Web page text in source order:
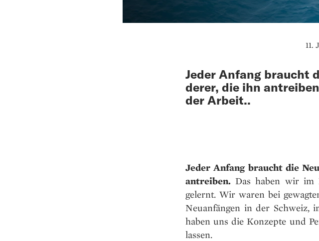
11.
Jeder Anfang braucht
derer, die ihn
der Arbeit..
Jeder Anfang braucht die
antreiben. Das haben wir im
gelernt. Wir waren bei
Neuanfängen in der Schweiz,
haben uns die Konzepte und
lassen.